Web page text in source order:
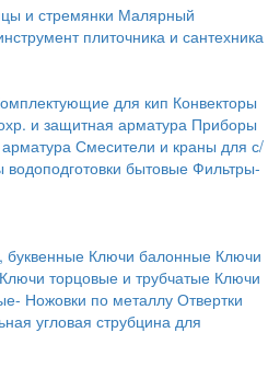
и стремянки Малярный
плиточника и сантехника
для кип Конвекторы
и защитная арматура Приборы
Смесители и краны для с/
водоподготовки бытовые Фильтры-
Ключи балонные Ключи
Ключи торцовые и трубчатые Ключи
Ножовки по металлу Отвертки
угловая струбцина для